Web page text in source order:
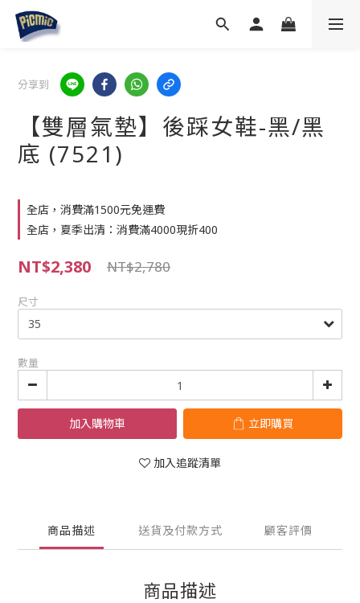
分享到
【雙層氣墊】後踩女鞋-黑/黑
底 (7521)
全店，消費滿1500元免運費
全店，夏季出清：消費滿4000現折400
NT$2,380 NT$2,780
尺寸
數量
加入購物車 立即購買
加入追蹤清單
商品描述 送貨及付款方式 顧客評價
商品描述